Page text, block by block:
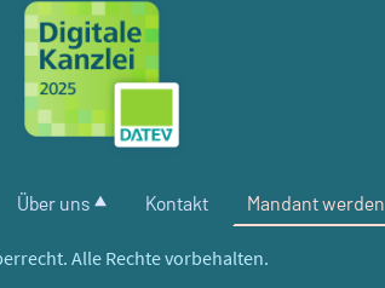
Über uns Kontakt Mandant werden
Alle Rechte vorbehalten.